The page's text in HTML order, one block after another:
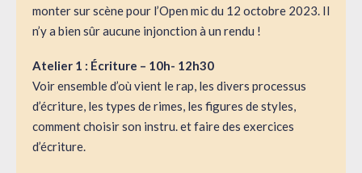
monter sur scène pour l’Open mic du 12 octobre 2023. Il
n’y a bien sûr aucune injonction à un rendu !
Atelier 1 : Écriture – 10h- 12h30
Voir ensemble d’où vient le rap, les divers processus
d’écriture, les types de rimes, les figures de styles,
comment choisir son instru. et faire des exercices
d’écriture.